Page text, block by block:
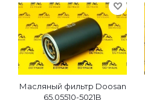
Масляный фильтр Doosan
65.05510-5021B